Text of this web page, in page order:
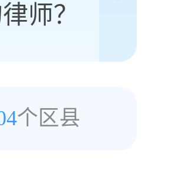
师？
个区县